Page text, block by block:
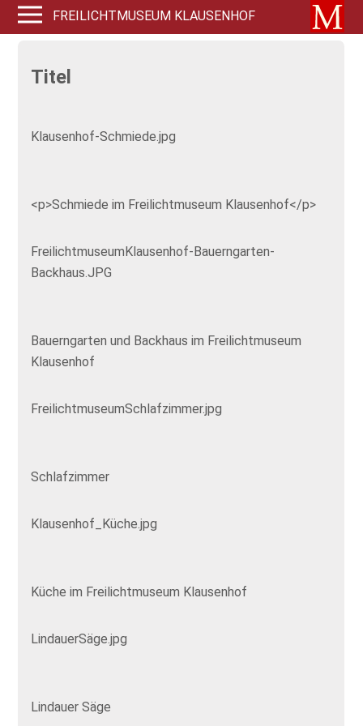
FREILICHTMUSEUM KLAUSENHOF
Titel
Klausenhof-Schmiede.jpg
<p>Schmiede im Freilichtmuseum Klausenhof</p>
FreilichtmuseumKlausenhof-Bauerngarten-
Backhaus.JPG
Bauerngarten und Backhaus im Freilichtmuseum
Klausenhof
FreilichtmuseumSchlafzimmer.jpg
Schlafzimmer
Klausenhof_Küche.jpg
Küche im Freilichtmuseum Klausenhof
LindauerSäge.jpg
Lindauer Säge